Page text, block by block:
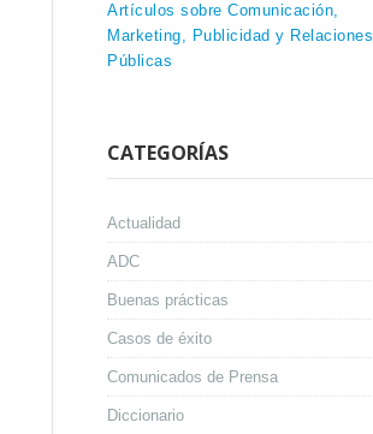
Artículos sobre Comunicación,
Marketing, Publicidad y Relaciones
Públicas
CATEGORÍAS
Actualidad
ADC
Buenas prácticas
Casos de éxito
Comunicados de Prensa
Diccionario